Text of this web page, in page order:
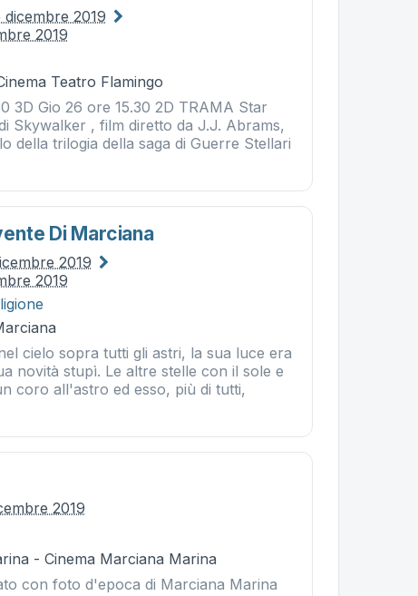
2019
2019
Teatro Flamingo
3D Gio 26 ore 15.30 2D TRAMA Star
di Skywalker , film diretto da J.J. Abrams,
della trilogia della saga di Guerre Stellari
Di Marciana
2019
2019
cielo sopra tutti gli astri, la sua luce era
novità stupì. Le altre stelle con il sole e
coro all'astro ed esso, più di tutti,
2019
- Cinema Marciana Marina
con foto d'epoca di Marciana Marina